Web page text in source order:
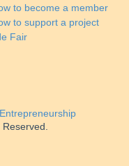
to become a member
to support a project
Fair